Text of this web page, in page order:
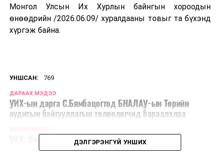
Монгол Улсын Их Хурлын байнгын хороодын
өнөөдрийн /2026.06.09/ хуралдааны товыг та бүхэнд
хүргэж байна.
УНШСАН: 769
ДАРААХ МЭДЭЭ
УИХ-ын дарга С.Бямбацогтод БНАЛАУ-ын Төрийн
аудитын байгууллагын төлөөлөгчид бараалхлаа
УИХ: Өнөөдөр хуралдах ажлын хэсгүүд
ДЭЛГЭРЭНГҮЙ УНШИХ